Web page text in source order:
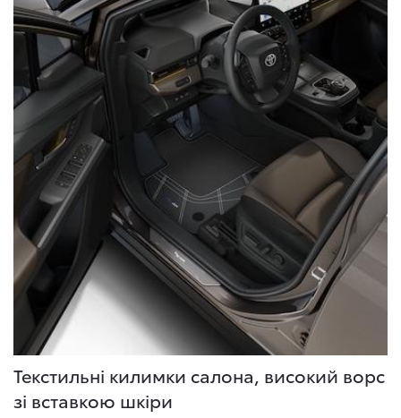
Текстильні килимки салона, високий ворс
зі вставкою шкіри